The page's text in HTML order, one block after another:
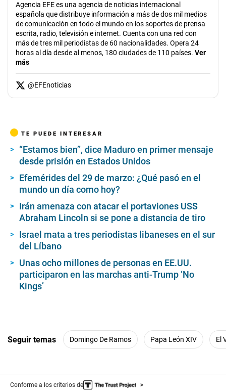
Agencia EFE es una agencia de noticias internacional
española que distribuye información a más de dos mil medios
de comunicación en todo el mundo en los soportes de prensa
escrita, radio, televisión e internet. Cuenta con una red con
más de tres mil periodistas de 60 nacionalidades. Opera 24
horas al día desde al menos, 180 ciudades de 110 países. Ver
más
@EFEnoticias
TE PUEDE INTERESAR
“Estamos bien”, dice Maduro en primer mensaje
desde prisión en Estados Unidos
Efemérides del 29 de marzo: ¿Qué pasó en el
mundo un día como hoy?
Irán amenaza con atacar el portaviones USS
Abraham Lincoln si se pone a distancia de tiro
Israel mata a tres periodistas libaneses en el sur
del Líbano
Unas ocho millones de personas en EE.UU.
participaron en las marchas anti-Trump ‘No
Kings’
Seguir temas Domingo De Ramos Papa León XIV El
Conforme a los criterios de